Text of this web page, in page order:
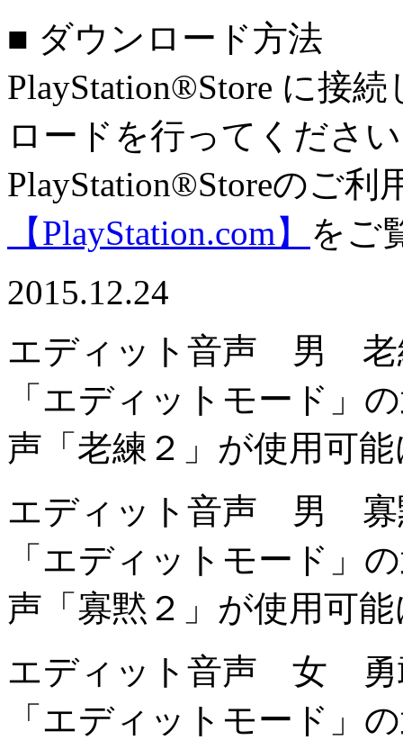
■ ダウンロード方法
PlayStation®Store に接
ロードを行ってくださ
PlayStation®Storeのご利
【PlayStation.com】 をご
2015.12.24
エディット音声 男 老
「エディットモード」
声「老練２」が使用可
エディット音声 男 寡
「エディットモード」
声「寡黙２」が使用可
エディット音声 女 勇
「エディットモード」